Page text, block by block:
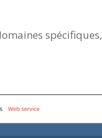
spécifiques,